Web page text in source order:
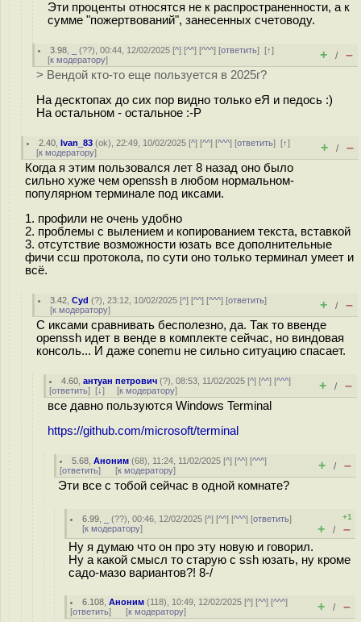
Эти проценты относятся не к распространенности, а к
сумме "пожертвований", занесенных счетоводу.
3.98 (??), 00:44, 12/02/2025 [^] [^^] [^^^] [ответить][↑]
[к модератору] + / –
> Вендой кто-то еще пользуется в 2025г?
На десктопах до сих пор видно только еЯ и педось :)
На остальном - остальное :-P
2.40 ,Ivan_83 (ok), 22:49, 10/02/2025 [^] [^^] [^^^] [ответить][↑]
[к модератору] + / –
Когда я этим пользовался лет 8 назад оно было
сильно хуже чем openssh в любом нормальном-
популярном терминале под иксами.
1. профили не очень удобно
2. проблемы с вылением и копированием текста, вставкой
3. отсутствие возможности юзать все дополнительные
фичи ссш протокола, по сути оно только терминал умеет и
всё.
3.42 ,Cyd (?), 23:12, 10/02/2025 [^] [^^] [^^^] [ответить]
[к модератору] + / –
С иксами сравнивать бесполезно, да. Так то ввенде
openssh идет в венде в комплекте сейчас, но виндовая
консоль... И даже conemu не сильно ситуацию спасает.
4.60 ,антуан петрович (?), 08:53, 11/02/2025 [^] [^^] [^^^]
[ответить] [↓] [к модератору] + / –
все давно пользуются Windows Terminal
https://github.com/microsoft/terminal
5.68 ,Аноним (68), 11:24, 11/02/2025 [^] [^^] [^^^]
[ответить] [к модератору] + / –
Эти все с тобой сейчас в одной комнате?
6.99 (??), 00:46, 12/02/2025 [^] [^^] [^^^] [ответить]
[к модератору]
+1
+ / –
Ну я думаю что он про эту новую и говорил.
Ну а какой смысл то старую с ssh юзать, ну кроме
садо-мазо вариантов?! 8-/
6.108 ,Аноним (118), 10:49, 12/02/2025 [^] [^^] [^^^]
[ответить] [к модератору] + / –